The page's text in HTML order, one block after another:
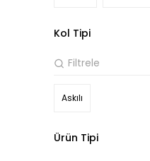
Kol Tipi
Askılı
Ürün Tipi